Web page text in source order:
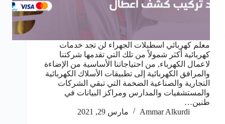
معلم كهربائي اسطبلات الجهراء لن تجد خدمات
كهربائية أكثر شمولاً من تلك التي تقدمها شركتنا
لاعمال الكهرباء, من احتياجاتنا الأساسية من الإضاءة
والمرافق الكهربائية إلى تطبيقات الأسلاك الكهربائية
التجارية والصناعية الضخمة التي تبقي الشركات
والمستشفيات والمدارس ومراكز البيانات في
طنين…
Ammar Alkurdi
مارس 29, 2021